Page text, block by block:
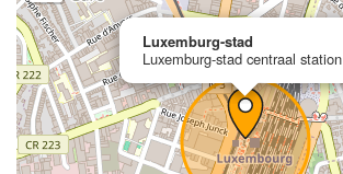
Luxemburg-stad
Luxemburg-stad centraal station